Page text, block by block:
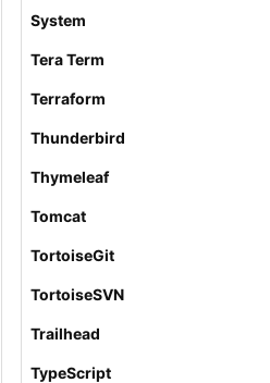
System
Tera Term
Terraform
Thunderbird
Thymeleaf
Tomcat
TortoiseGit
TortoiseSVN
Trailhead
TypeScript